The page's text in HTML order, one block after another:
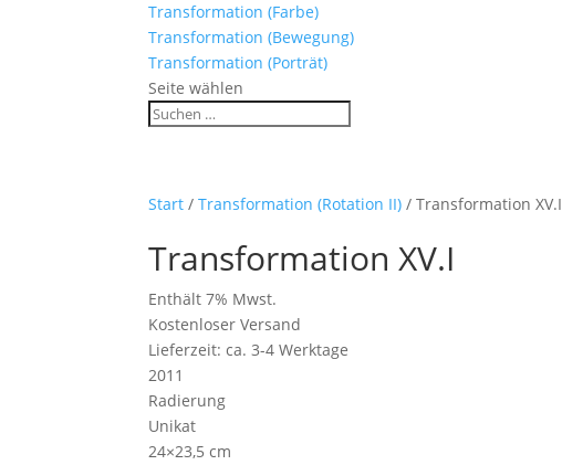
Transformation (Farbe)
Transformation (Bewegung)
Transformation (Porträt)
Seite wählen
Start /Transformation (Rotation II) / Transformation XV.I
Transformation XV.I
Enthält 7% Mwst.
Kostenloser Versand
Lieferzeit: ca. 3-4 Werktage
2011
Radierung
Unikat
24×23,5 cm